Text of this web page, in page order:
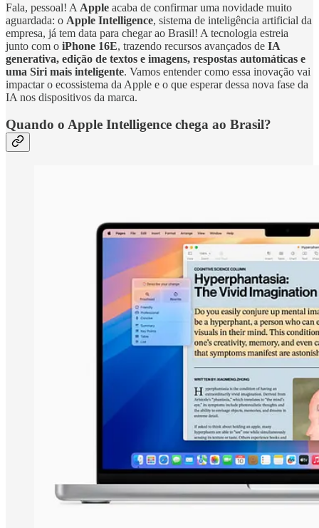
Fala, pessoal! A Apple acaba de confirmar uma novidade muito
aguardada: o Apple Intelligence, sistema de inteligência artificial da
empresa, já tem data para chegar ao Brasil! A tecnologia estreia
junto com o iPhone 16E, trazendo recursos avançados de IA
generativa, edição de textos e imagens, respostas automáticas e
uma Siri mais inteligente. Vamos entender como essa inovação vai
impactar o ecossistema da Apple e o que esperar dessa nova fase da
IA nos dispositivos da marca.
Quando o Apple Intelligence chega ao Brasil?